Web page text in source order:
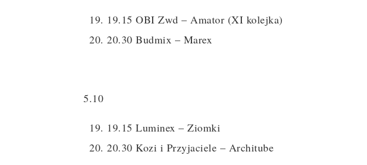
19.15 OBI Zwd – Amator (XI kolejka)
20.30 Budmix – Marex
5.10
19.15 Luminex – Ziomki
20.30 Kozi i Przyjaciele – Architube